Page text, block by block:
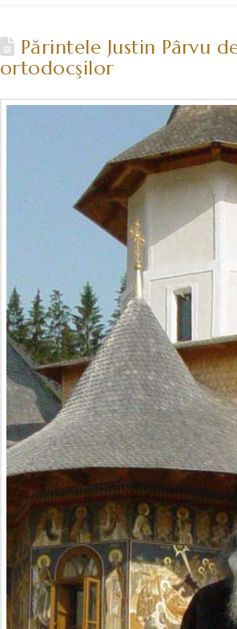
Părintele Justin Pârvu
ortodocşilor